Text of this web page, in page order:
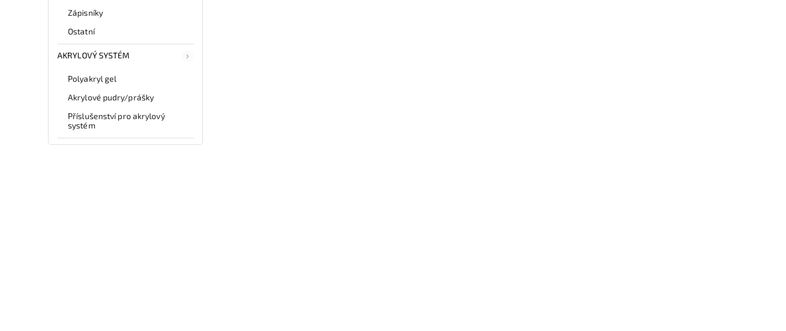
Zápisníky
Ostatní
AKRYLOVÝ SYSTÉM
Polyakryl gel
Akrylové pudry/prášky
Příslušenství pro akrylový
systém